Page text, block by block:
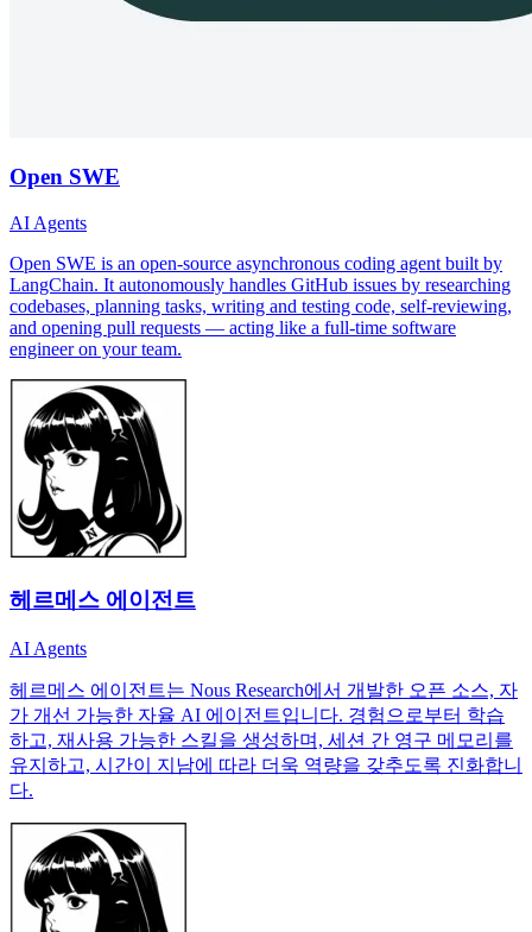
Open SWE
AI Agents
Open SWE is an open-source asynchronous coding agent built by
LangChain. It autonomously handles GitHub issues by researching
codebases, planning tasks, writing and testing code, self-reviewing,
and opening pull requests — acting like a full-time software
engineer on your team.
헤르메스 에이전트
AI Agents
헤르메스 에이전트는 Nous Research에서 개발한 오픈 소스, 자
가 개선 가능한 자율 AI 에이전트입니다. 경험으로부터 학습
하고, 재사용 가능한 스킬을 생성하며, 세션 간 영구 메모리를
유지하고, 시간이 지남에 따라 더욱 역량을 갖추도록 진화합니
다.